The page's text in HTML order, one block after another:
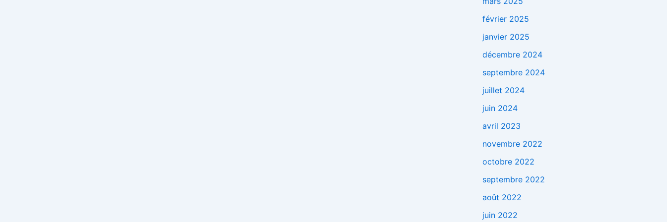
février 2025
janvier 2025
décembre 2024
septembre 2024
juillet 2024
juin 2024
avril 2023
novembre 2022
octobre 2022
septembre 2022
août 2022
juin 2022